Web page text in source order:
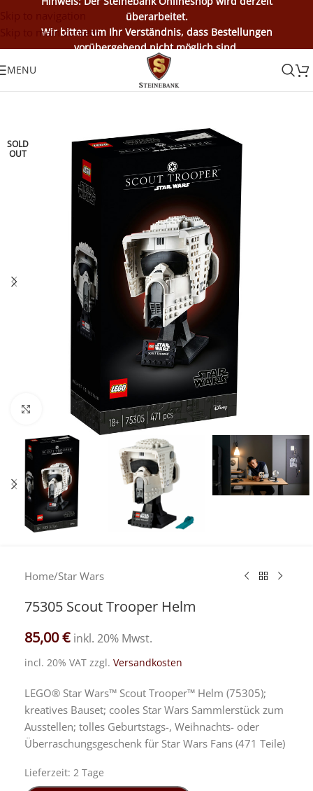
überarbeitet.
Wir bitten um Ihr Verständnis, dass Bestellungen
vorübergehend nicht möglich sind.
Skip to main content
MENU
SOLD
OUT
Click to enlarge
Home/Star Wars
75305 Scout Trooper Helm
85,00€ inkl. 20% Mwst.
incl. 20% VAT zzgl. Versandkosten
LEGO® Star Wars™ Scout Trooper™ Helm (75305);
kreatives Bauset; cooles Star Wars Sammlerstück zum
Ausstellen; tolles Geburtstags-, Weihnachts- oder
Überraschungsgeschenk für Star Wars Fans (471 Teile)
Lieferzeit: 2 Tage